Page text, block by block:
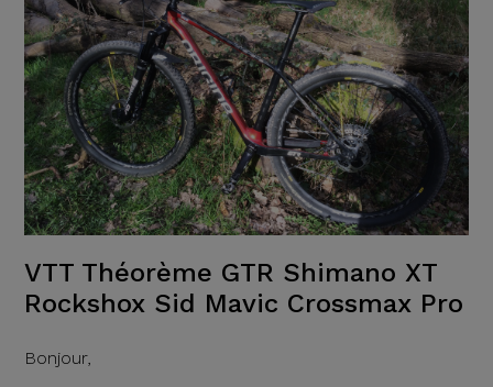
VTT Théorème GTR Shimano XT
Rockshox Sid Mavic Crossmax Pro
Bonjour,